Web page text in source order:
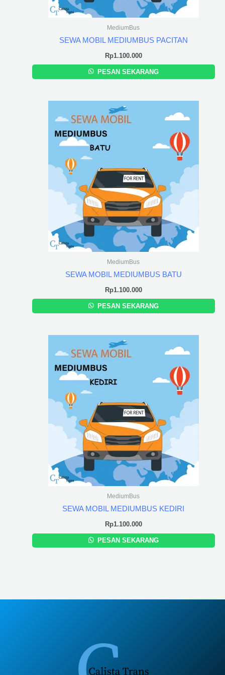
MediumBus
SEWA MOBIL MEDIUMBUS PACITAN
Rp1.100.000
PESAN SEKARANG
MediumBus
SEWA MOBIL MEDIUMBUS BATU
Rp1.100.000
PESAN SEKARANG
MediumBus
SEWA MOBIL MEDIUMBUS KEDIRI
Rp1.100.000
PESAN SEKARANG